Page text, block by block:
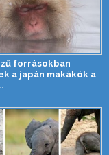
forrásokban
a japán makákók a